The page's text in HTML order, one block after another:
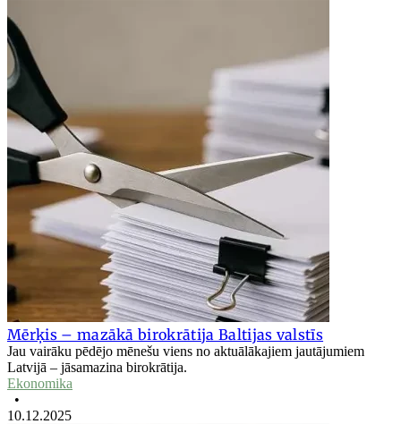
Mērķis – mazākā birokrātija Baltijas valstīs
Jau vairāku pēdējo mēnešu viens no aktuālākajiem jautājumiem
Latvijā – jāsamazina birokrātija.
Ekonomika
•
10.12.2025